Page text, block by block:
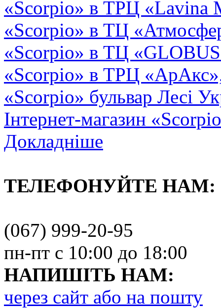
«Scorpio» в ТРЦ «Lavina
«Scorpio» в ТЦ
«Scorpio» в ТЦ
«Scorpio» в ТРЦ
«Scorpio» бульвар Лесі
Інтернет-магазин
Докладніше
ТЕЛЕФОНУЙТЕ НАМ:
(067) 999-20-95
пн-пт с 10:00 до 18:00
НАПИШІТЬ НАМ:
через сайт або на пошту